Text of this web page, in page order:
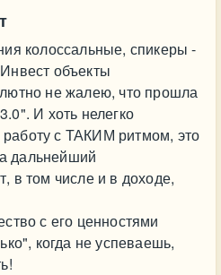
колоссальные, спикеры -
объекты
не жалею, что прошла
И хоть нелегко
с ТАКИМ ритмом, это
дальнейший
в том числе и в доходе,
с его ценностями
когда не успеваешь,